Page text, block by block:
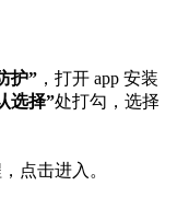
护” ，打开 app 安装
选择”处打勾，选择
点击进入。